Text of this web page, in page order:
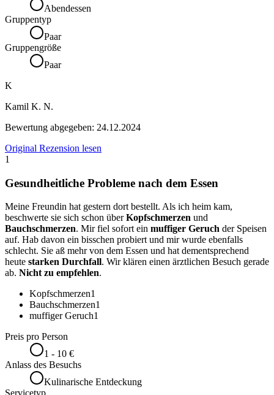
Abendessen
Gruppentyp
Paar
Gruppengröße
Paar
K
Kamil K. N.
Bewertung abgegeben: 24.12.2024
Original Rezension lesen
1
Gesundheitliche Probleme nach dem Essen
Meine Freundin hat gestern dort bestellt. Als ich heim kam,
beschwerte sie sich schon überKopfschmerzen und
Bauchschmerzen. Mir fiel sofort ein muffiger Geruch der Speisen
auf. Hab davon ein bisschen probiert und mir wurde ebenfalls
schlecht. Sie aß mehr von dem Essen und hat dementsprechend
heute starken Durchfall. Wir klären einen ärztlichen Besuch gerade
ab. Nicht zu empfehlen.
Kopfschmerzen1
Bauchschmerzen1
muffiger Geruch1
Preis pro Person
1 - 10 €
Anlass des Besuchs
Kulinarische Entdeckung